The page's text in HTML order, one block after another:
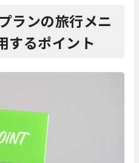
ランの旅行メニ
するポイント